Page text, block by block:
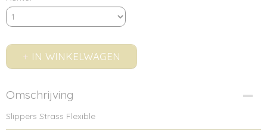
IN WINKELWAGEN
Omschrijving
Slippers Strass Flexible